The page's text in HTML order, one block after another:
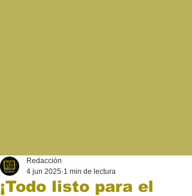
¡Todo listo para el
Redacción
4 jun 2025 1 min de lectura